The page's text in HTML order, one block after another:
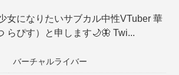
女になりたいサブカル中性VTuber 華
らぴす）と申します🌙🦋 Twi...
バーチャルライバー